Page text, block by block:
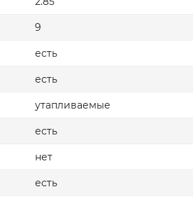
9
есть
есть
утапливаемые
есть
нет
есть